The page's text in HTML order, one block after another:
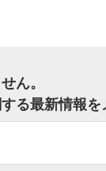
ん。
る最新情報を